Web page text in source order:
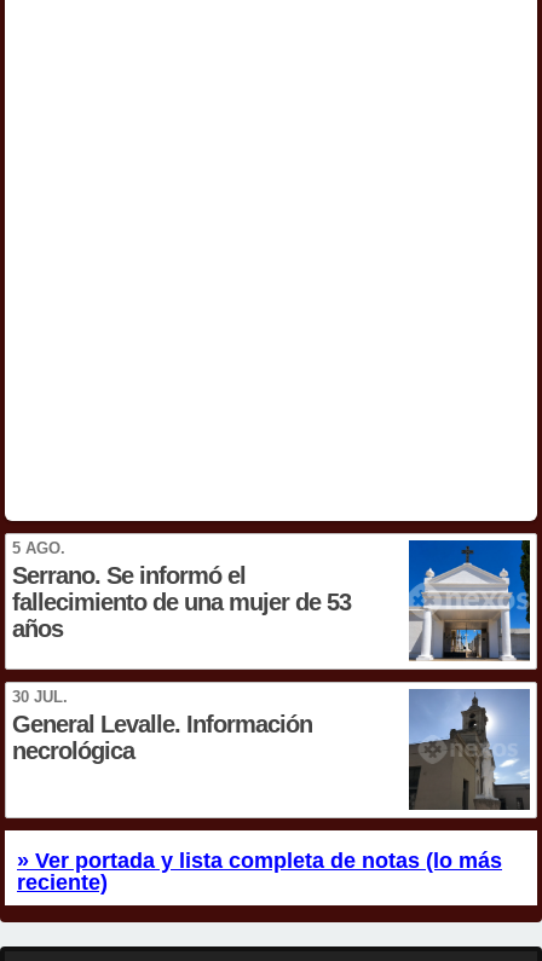
5 AGO.
Serrano. Se informó el
fallecimiento de una mujer de 53
años
30 JUL.
General Levalle. Información
necrológica
» Ver portada y lista completa de notas (lo más
reciente)